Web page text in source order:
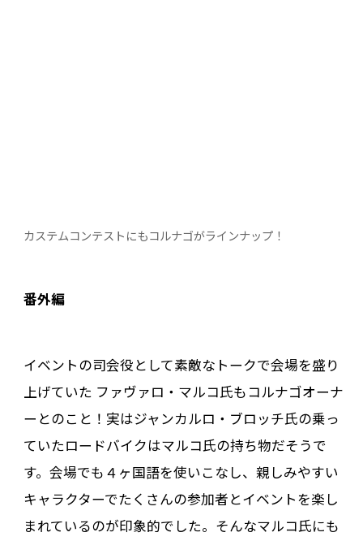
カステムコンテストにもコルナゴがラインナップ！
番外編
イベントの司会役として素敵なトークで会場を盛り
上げていた ファヴァロ・マルコ氏もコルナゴオーナ
ーとのこと！実はジャンカルロ・ブロッチ氏の乗っ
ていたロードバイクはマルコ氏の持ち物だそうで
す。会場でも４ヶ国語を使いこなし、親しみやすい
キャラクターでたくさんの参加者とイベントを楽し
まれているのが印象的でした。そんなマルコ氏にも